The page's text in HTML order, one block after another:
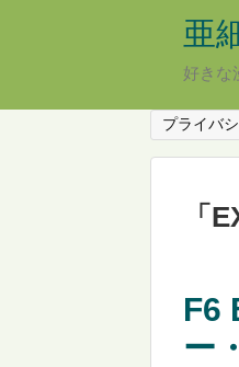
亜
好きな
プライバ
「
F6
ー